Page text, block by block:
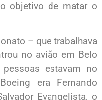
objetivo de matar o
– que trabalhava
no avião em Belo
estavam no
era Fernando
Evangelista, o